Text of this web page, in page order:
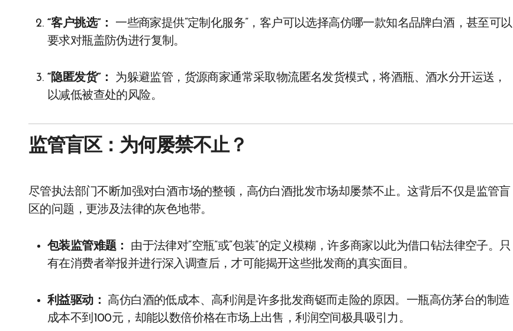
“客户挑选”：
一些商家提供“定制化服务”，客户可以选择高仿哪一款知名品牌白酒，甚至可以
要求对瓶盖防伪进行复制。
“隐匿发货”：
为躲避监管，货源商家通常采取物流匿名发货模式，将酒瓶、酒水分开运送，
以减低被查处的风险。
监管盲区：为何屡禁不止？
尽管执法部门不断加强对白酒市场的整顿，高仿白酒批发市场却屡禁不止。这背后不仅是监管盲
区的问题，更涉及法律的灰色地带。
包装监管难题：
由于法律对“空瓶”或“包装”的定义模糊，许多商家以此为借口钻法律空子。只
有在消费者举报并进行深入调查后，才可能揭开这些批发商的真实面目。
利益驱动：
高仿白酒的低成本、高利润是许多批发商铤而走险的原因。一瓶高仿茅台的制造
成本不到100元，却能以数倍价格在市场上出售，利润空间极具吸引力。